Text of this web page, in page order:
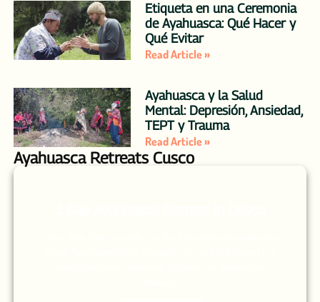
Etiqueta en una Ceremonia
de Ayahuasca: Qué Hacer y
Qué Evitar
Read Article »
Ayahuasca y la Salud
Mental: Depresión, Ansiedad,
TEPT y Trauma
Read Article »
Ayahuasca Retreats Cusco